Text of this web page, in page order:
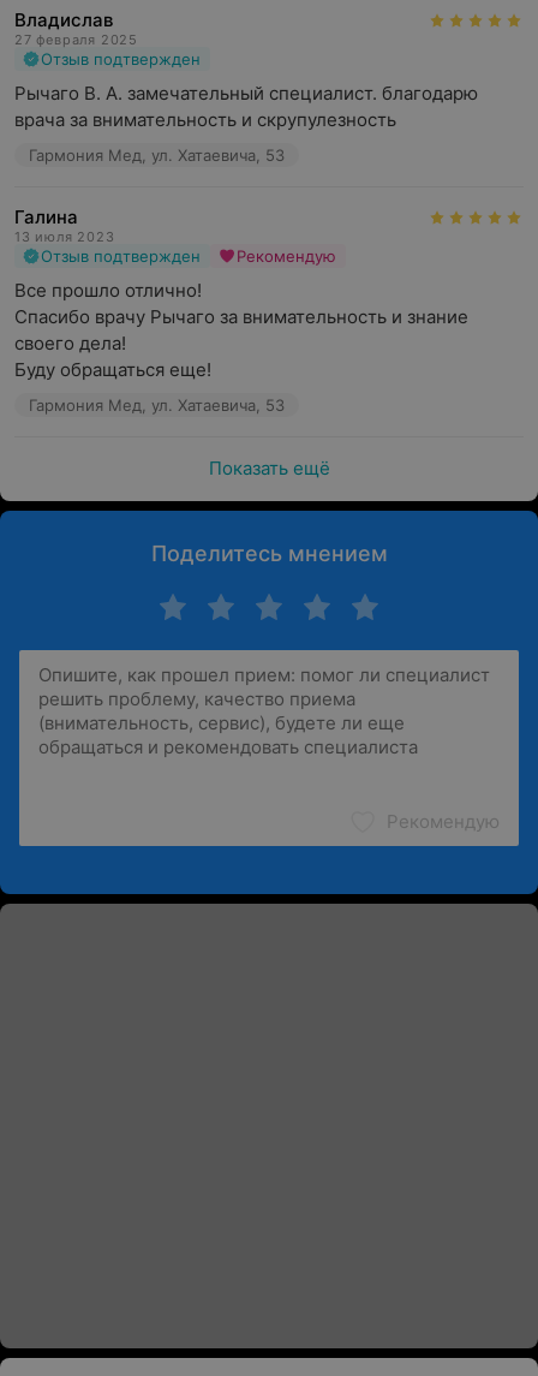
Владислав
27 февраля 2025
Отзыв подтвержден
Рычаго В. А. замечательный специалист. благодарю
врача за внимательность и скрупулезность
Гармония Мед, ул. Хатаевича, 53
Галина
13 июля 2023
Отзыв подтвержден Рекомендую
Все прошло отлично!
Спасибо врачу Рычаго за внимательность и знание
своего дела!
Буду обращаться еще!
Гармония Мед, ул. Хатаевича, 53
Показать ещё
Поделитесь мнением
Рекомендую